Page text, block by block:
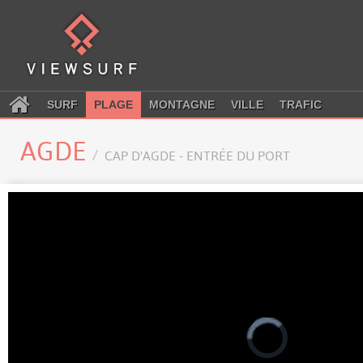
SURF PLAGE MONTAGNE VILLE TRAFIC
AGDE CAP D'AGDE - ENTRÉE DU PORT